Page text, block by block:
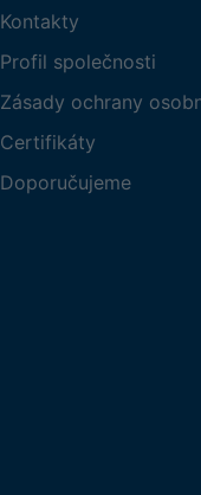
Kontakty
Profil společnosti
Zásady ochrany
Certifikáty
Doporučujeme